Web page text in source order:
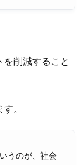
削減すること
。
うのが、社会